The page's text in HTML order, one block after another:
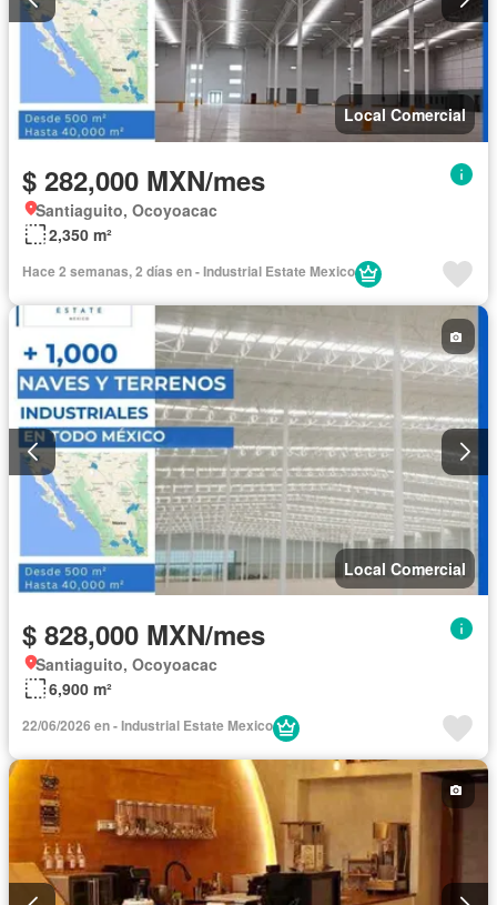
Local Comercial
$ 282,000 MXN/mes
Santiaguito, Ocoyoacac
2,350 m²
Hace 2 semanas, 2 días en - Industrial Estate Mexico
Local Comercial
$ 828,000 MXN/mes
Santiaguito, Ocoyoacac
6,900 m²
22/06/2026 en - Industrial Estate Mexico